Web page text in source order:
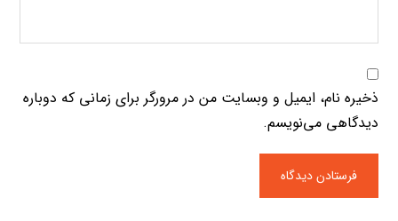
ذخیره نام، ایمیل و وبسایت من در مرورگر برای زمانی که دوباره
دیدگاهی می‌نویسم.